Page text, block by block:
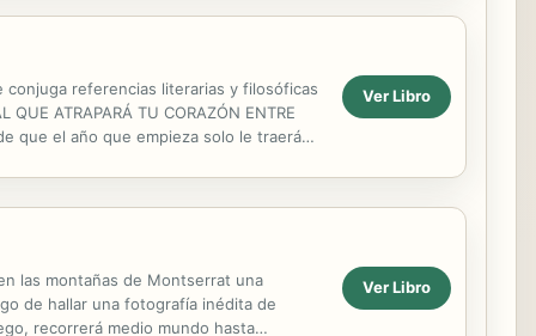
referencias literarias y filosóficas
ATRAPARÁ TU CORAZÓN ENTRE
que el año que empieza solo le traerá
Ver Libro
las montañas de Montserrat una
de hallar una fotografía inédita de
recorrerá medio mundo hasta
Ver Libro